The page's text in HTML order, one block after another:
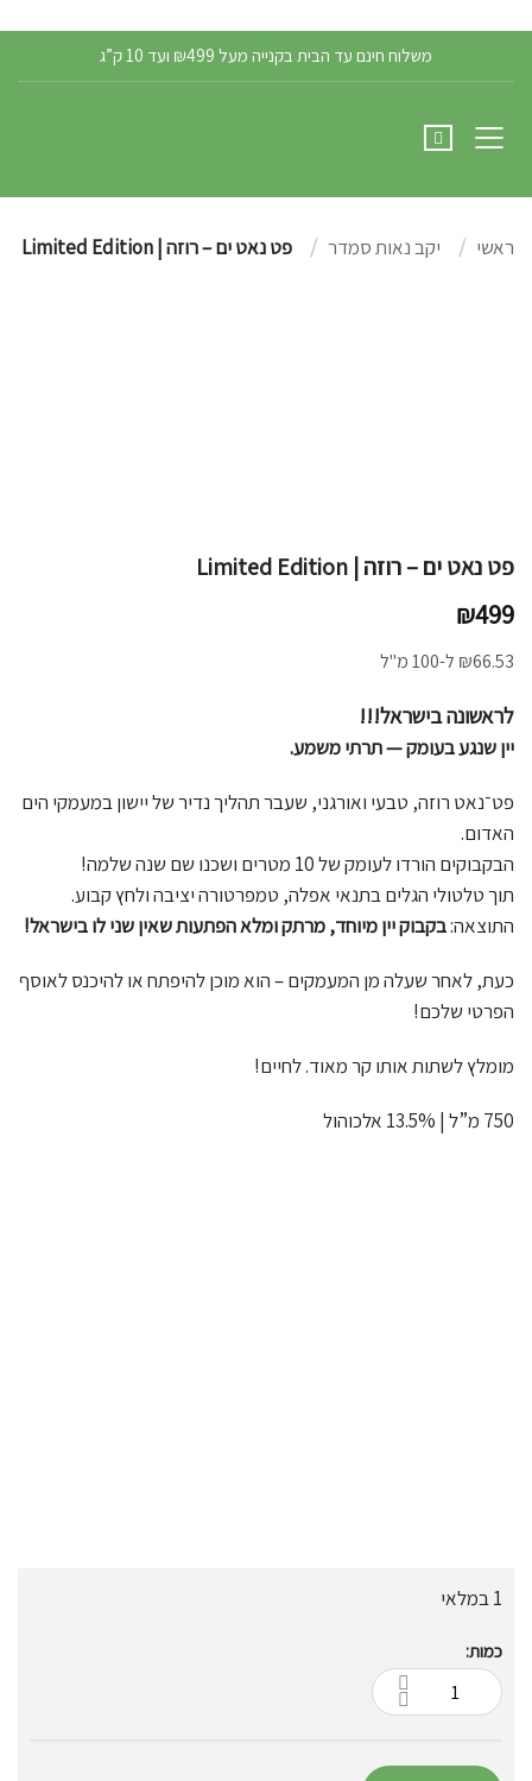
משלוח חינם עד הבית בקנייה מעל ₪499 ועד 10 ק”ג
ראשי יקב נאות סמדר פט נאט ים – רוזה | Limited Edition
פט נאט ים – רוזה | Limited Edition
₪499
₪66.53 ל-100 מ"ל
לראשונה בישראל!!!
יין שנגע בעומק — תרתי משמע.
פט־נאט רוזה, טבעי ואורגני, שעבר תהליך נדיר של יישון במעמקי הים
האדום.
הבקבוקים הורדו לעומק של 10 מטרים ושכנו שם שנה שלמה!
תוך טלטולי הגלים בתנאי אפלה, טמפרטורה יציבה ולחץ קבוע.
התוצאה:בקבוק יין מיוחד, מרתק ומלא הפתעות שאין שני לו בישראל!
כעת, לאחר שעלה מן המעמקים – הוא מוכן להיפתח או להיכנס לאוסף
הפרטי שלכם!
מומלץ לשתות אותו קר מאוד. לחיים!
750 מ”ל | 13.5% אלכוהול
1 במלאי
כמות: